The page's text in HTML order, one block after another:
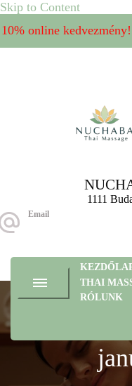
Skip to Content
10% online
1111
Email
THAI
RÓLUNK